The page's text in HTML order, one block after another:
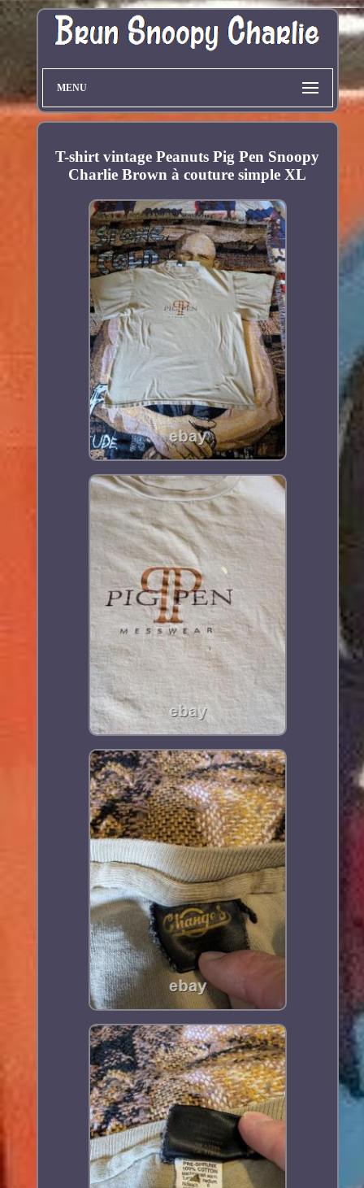
MENU
T-shirt vintage Peanuts Pig Pen Snoopy
Charlie Brown à couture simple XL